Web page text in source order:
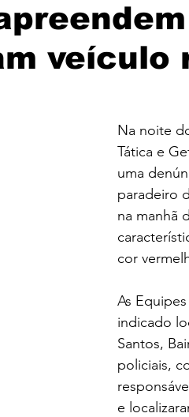
veículo
Na noite
Tática e
uma
paradeiro
na manhã
cor
As
indicado
Santos,
policiais,
e